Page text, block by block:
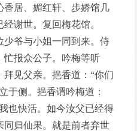
香居、媚红轩、步娇馆几
谢世。复回梅花馆。
少爷与小姐一同到来。侍
忙报众公子。吟梅等听
见父亲。挹香道：“你们
于侧。挹香谓吟梅道：
也快活。如今汝父已经得
同归仙果。就是前者弃世